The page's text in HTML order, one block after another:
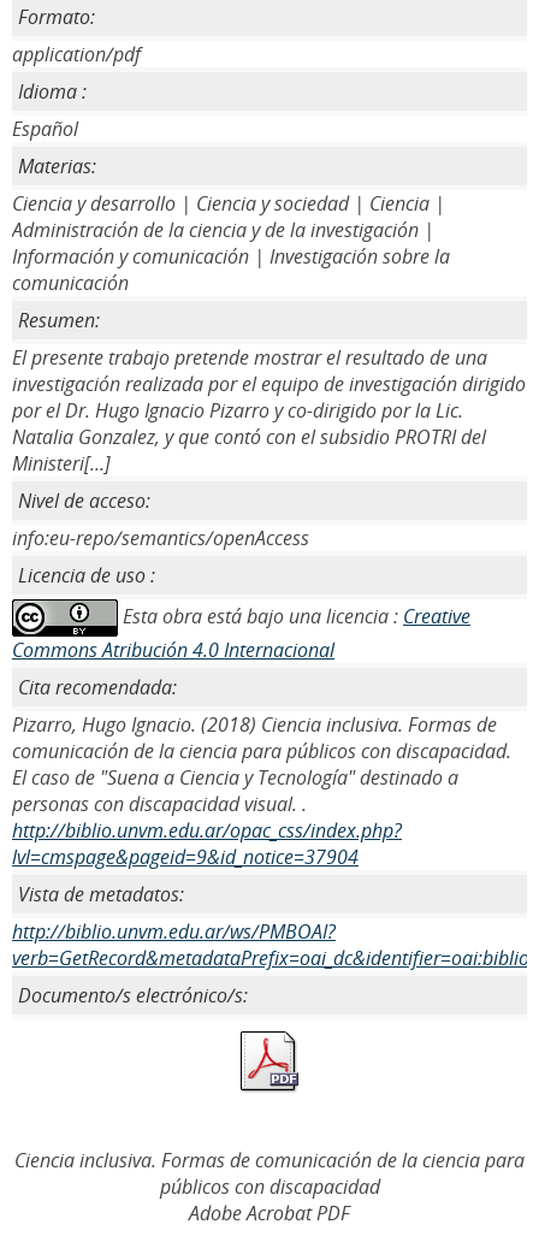
Formato:
application/pdf
Idioma :
Español
Materias:
Ciencia y desarrollo | Ciencia y sociedad | Ciencia |
Administración de la ciencia y de la investigación |
Información y comunicación | Investigación sobre la
comunicación
Resumen:
El presente trabajo pretende mostrar el resultado de una
investigación realizada por el equipo de investigación dirigido
por el Dr. Hugo Ignacio Pizarro y co-dirigido por la Lic.
Natalia Gonzalez, y que contó con el subsidio PROTRI del
Ministeri[...]
Nivel de acceso:
info:eu-repo/semantics/openAccess
Licencia de uso :
Esta obra está bajo una licencia : Creative
Commons Atribución 4.0 Internacional
Cita recomendada:
Pizarro, Hugo Ignacio. (2018) Ciencia inclusiva. Formas de
comunicación de la ciencia para públicos con discapacidad.
El caso de "Suena a Ciencia y Tecnología" destinado a
personas con discapacidad visual. .
http://biblio.unvm.edu.ar/opac_css/index.php?
lvl=cmspage&pageid=9&id_notice=37904
Vista de metadatos:
http://biblio.unvm.edu.ar/ws/PMBOAI?
Documento/s electrónico/s:
Ciencia inclusiva. Formas de comunicación de la ciencia para
públicos con discapacidad
Adobe Acrobat PDF